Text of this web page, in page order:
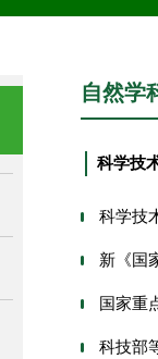
自然学
科学技
科学技
新《国
国家重
科技部